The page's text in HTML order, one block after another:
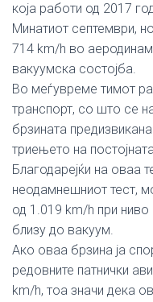
која работи од 2017
Минатиот септември,
714 km/h во
вакуумска состојба.
Во меѓувреме тимот
транспорт, со што се
брзината
триењето на
Благодарејќи на оваа
неодамнешниот тест,
од 1.019 km/h при
близу до вакуум.
Ако оваа брзина ја
редовните патнички
km/h, тоа значи дека